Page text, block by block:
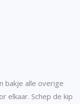
bakje alle overige
elkaar. Schep de kip